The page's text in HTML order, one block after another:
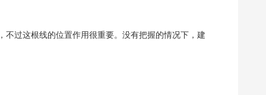
过这根线的位置作用很重要。没有把握的情况下，建